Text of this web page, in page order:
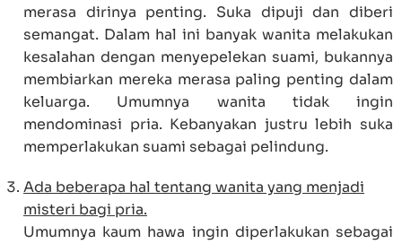
merasa dirinya penting. Suka dipuji dan diberi
semangat. Dalam hal ini banyak wanita melakukan
kesalahan dengan menyepelekan suami, bukannya
membiarkan mereka merasa paling penting dalam
keluarga. Umumnya wanita tidak ingin
mendominasi pria. Kebanyakan justru lebih suka
memperlakukan suami sebagai pelindung.
Ada beberapa hal tentang wanita yang menjadi
misteri bagi pria.
Umumnya kaum hawa ingin diperlakukan sebagai